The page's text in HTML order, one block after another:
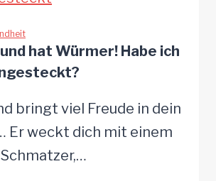
die
oft
unerkannt
bleiben
hat Würmer! Habe ich
bringt viel Freude in dein
Er weckt dich mit einem